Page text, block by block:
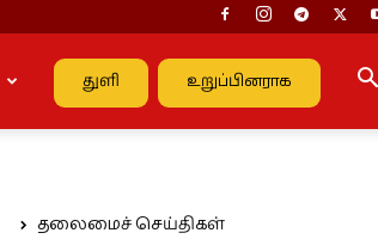
துளி உறுப்பினராக
தலைமைச் செய்திகள்